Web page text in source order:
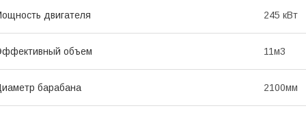
двигателя 245 кВт
объем 11м3
барабана 2100мм